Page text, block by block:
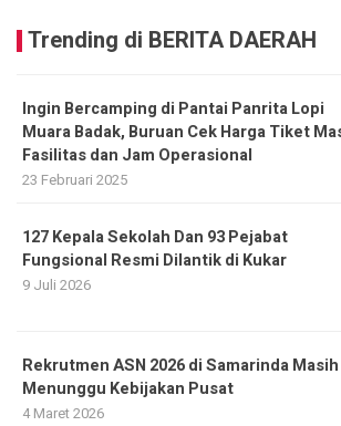
Trending di BERITA DAERAH
Ingin Bercamping di Pantai Panrita Lopi
Muara Badak, Buruan Cek Harga Tiket
Fasilitas dan Jam Operasional
23 Februari 2025
127 Kepala Sekolah Dan 93 Pejabat
Fungsional Resmi Dilantik di Kukar
9 Juli 2026
Rekrutmen ASN 2026 di Samarinda Masih
Menunggu Kebijakan Pusat
4 Maret 2026